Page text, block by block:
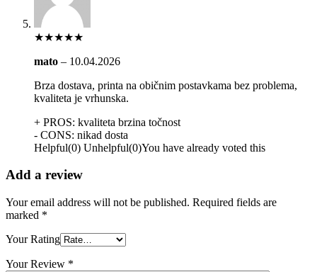
★★★★★
mato – 10.04.2026
Brza dostava, printa na običnim postavkama bez problema,
kvaliteta je vrhunska.
+ PROS: kvaliteta brzina točnost
- CONS: nikad dosta
Helpful(0) Unhelpful(0)You have already voted this
Add a review
Your email address will not be published. Required fields are
marked *
Your Rating
Your Review *